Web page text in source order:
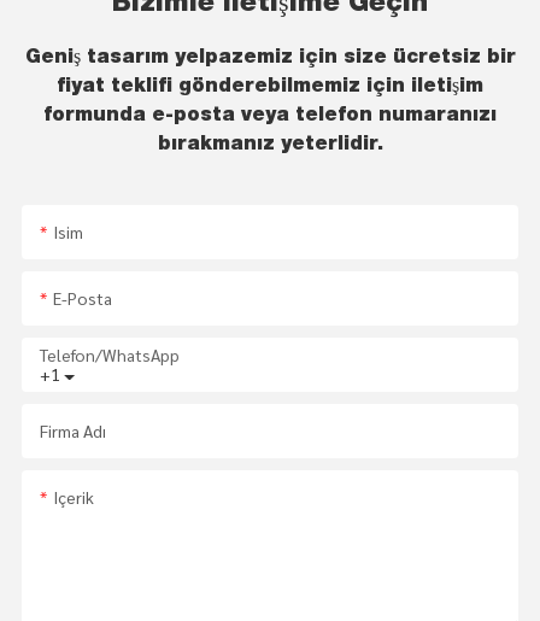
Geniş tasarım yelpazemiz için size ücretsiz bir
fiyat teklifi gönderebilmemiz için iletişim
formunda e-posta veya telefon numaranızı
bırakmanız yeterlidir.
Isim
E-Posta
+1
Telefon/WhatsApp
Firma Adı
Içerik